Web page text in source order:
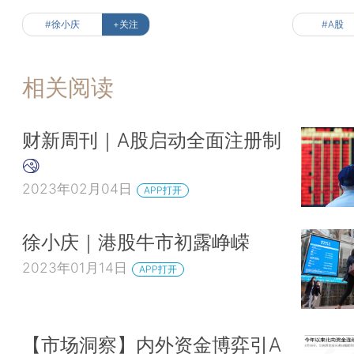
#徐小庆 +关注 #A股
相关阅读
财新周刊｜A股启动全面注册制
2023年02月04日 APP打开
徐小庆｜港股牛市初露峥嵘
2023年01月14日 APP打开
【市场洞察】内外资金博弈引A